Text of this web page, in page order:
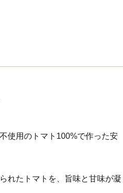
使用のトマト100%で作った安
れたトマトを、旨味と甘味が凝